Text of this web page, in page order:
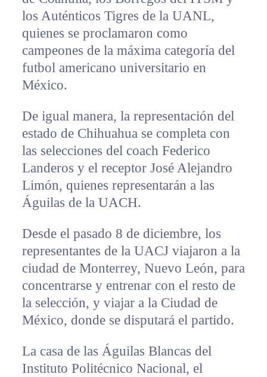
los Auténticos Tigres de la UANL,
quienes se proclamaron como
campeones de la máxima categoría del
futbol americano universitario en
México.
De igual manera, la representación del
estado de Chihuahua se completa con
las selecciones del coach Federico
Landeros y el receptor José Alejandro
Limón, quienes representarán a las
Águilas de la UACH.
Desde el pasado 8 de diciembre, los
representantes de la UACJ viajaron a la
ciudad de Monterrey, Nuevo León, para
concentrarse y entrenar con el resto de
la selección, y viajar a la Ciudad de
México, donde se disputará el partido.
La casa de las Águilas Blancas del
Instituto Politécnico Nacional, el